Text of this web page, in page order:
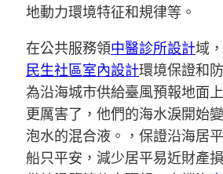
地動力環境特征和規律等。
在公共服務領中醫診所設計域
民生社區室內設計環境保證和
為沿海城市供給臺風預報地面
更厲害了，他們的海水淚開始
泡水的混合液。，保證沿海居
船只平安，減少居平易近財產